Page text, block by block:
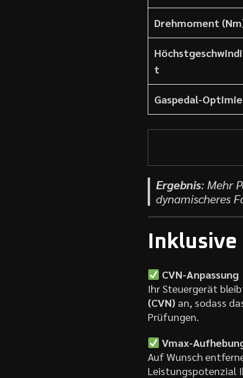
Drehmoment
t
Gaspedal-
Ergebnis: Mehr
dynamischeres
CVN-Anpassung
Ihr Steuergerät
(CVN)an, sodass
Prüfungen.
Vmax-
Auf Wunsch
Leistungspotenzial